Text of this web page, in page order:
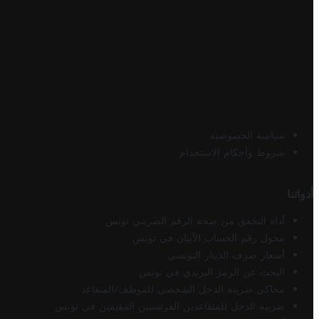
سياسة الخصوصية
شروط وأحكام الاستخدام
أدواتنا
أداة التحقق من صحة الرقم الضريبي تونس
محول رقم الحساب الآيبان في تونس
أسعار صرف الدينار التونسي
البحث عن الرمز البريدي في تونس
محاكي ضريبة الدخل الشخصي للموظف/المتقاعد
ضريبة الدخل للمتقاعدين الفرنسيين المقيمين في تونس